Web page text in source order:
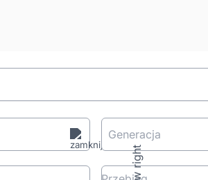
Generacja